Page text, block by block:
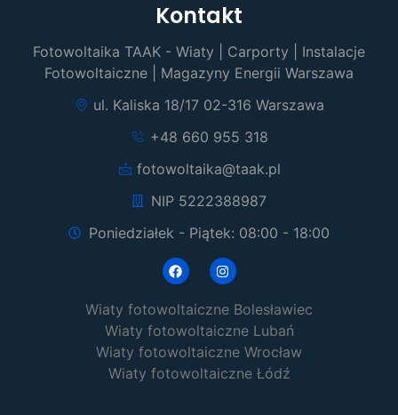
Kontakt
Fotowoltaika TAAK - Wiaty | Carporty | Instalacje
Fotowoltaiczne | Magazyny Energii Warszawa
ul. Kaliska 18/17 02-316 Warszawa
+48 660 955 318
fotowoltaika@taak.pl
NIP 5222388987
Poniedziałek - Piątek: 08:00 - 18:00
Wiaty fotowoltaiczne Bolesławiec
Wiaty fotowoltaiczne Lubań
Wiaty fotowoltaiczne Wrocław
Wiaty fotowoltaiczne Łódź